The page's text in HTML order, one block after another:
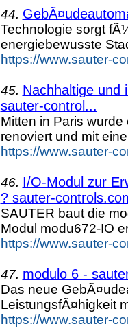
44.
Technologie sorgt
energiebewusste
https://www.sauter-
45. Nachhaltige und
sauter-control...
Mitten in Paris
renoviert und mit
https://www.sauter-
46. I/O-Modul zur
? sauter-
SAUTER baut die
Modul modu672-IO
https://www.sauter-
47. modulo 6 -
Das neue
LeistungsfÃ¤higkeit
https://www.sauter-